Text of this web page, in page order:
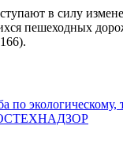
в силу
пешеходных